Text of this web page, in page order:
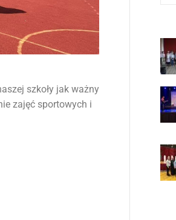
szkoły jak ważny
zajęć sportowych i